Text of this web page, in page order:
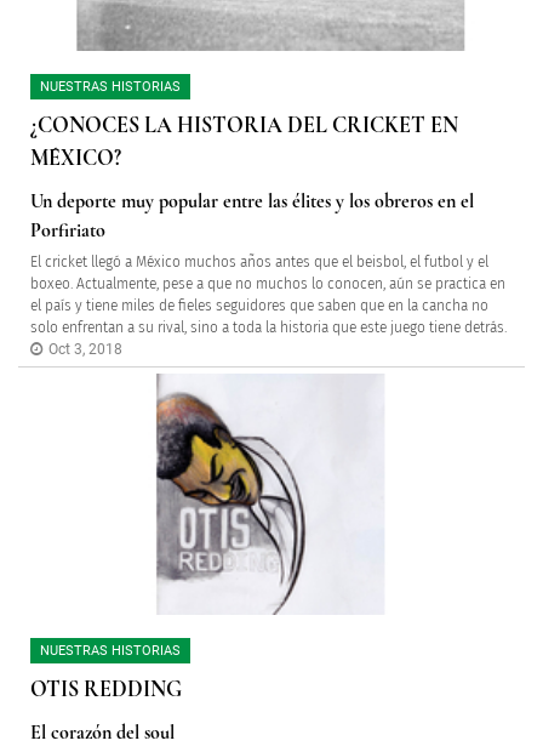
NUESTRAS HISTORIAS
¿CONOCES LA HISTORIA DEL CRICKET EN
MÉXICO?
Un deporte muy popular entre las élites y los obreros en el
Porfiriato
El cricket llegó a México muchos años antes que el beisbol, el futbol y el
boxeo. Actualmente, pese a que no muchos lo conocen, aún se practica en
el país y tiene miles de fieles seguidores que saben que en la cancha no
solo enfrentan a su rival, sino a toda la historia que este juego tiene detrás.
Oct 3, 2018
NUESTRAS HISTORIAS
OTIS REDDING
El corazón del soul